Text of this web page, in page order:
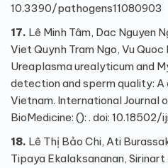
10.3390/pathogens11080903
17. Lê Minh Tâm, Dac Nguyen
Viet Quynh Tram Ngo, Vu Quoc
Ureaplasma urealyticum and
detection and sperm quality:
Vietnam. International Journal
BioMedicine: (): . doi: 10.18502/
18. Lê Thị Bảo Chi, Ati
Tipaya Ekalaksananan,